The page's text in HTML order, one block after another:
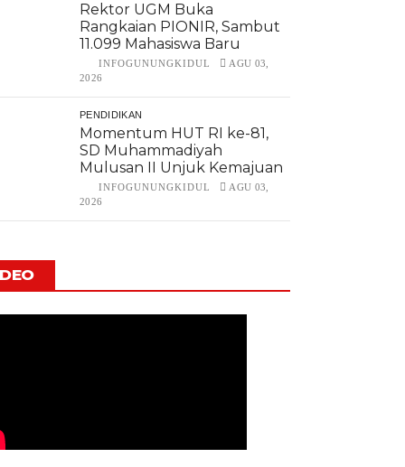
Rektor UGM Buka
Rangkaian PIONIR, Sambut
11.099 Mahasiswa Baru
INFOGUNUNGKIDUL
AGU 03,
2026
PENDIDIKAN
Momentum HUT RI ke-81,
SD Muhammadiyah
Mulusan II Unjuk Kemajuan
INFOGUNUNGKIDUL
AGU 03,
2026